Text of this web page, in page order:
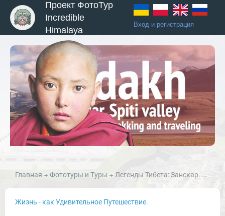
Проект ФотоТур
Incredible
Himalaya
Вход и регистрация
Главная Фототуры и Туры Легенды Тибета: Занскар. Джип-тур.
Жизнь - как Удивительное Путешествие.